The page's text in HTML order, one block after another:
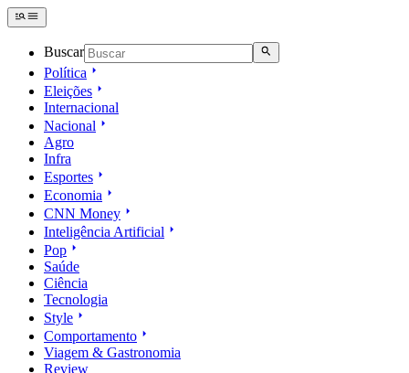
Buscar
Política
Eleições
Internacional
Nacional
Agro
Infra
Esportes
Economia
CNN Money
Inteligência Artificial
Pop
Saúde
Ciência
Tecnologia
Style
Comportamento
Viagem & Gastronomia
Review